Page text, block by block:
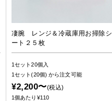
凄腕 レンジ＆冷蔵庫用お掃除シ
ート２５枚
1セット20個入
1セット(20個)から注文可能
¥2,200〜(税込)
1個あたり¥110